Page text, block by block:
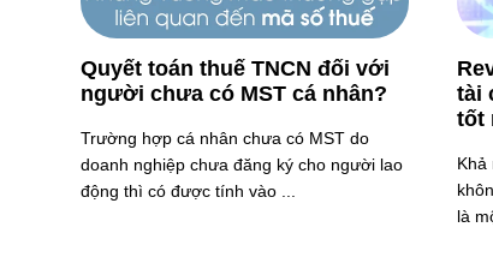
Quyết toán thuế TNCN đối với
người chưa có MST cá nhân?
Trường hợp cá nhân chưa có MST do
doanh nghiệp chưa đăng ký cho người lao
động thì có được tính vào ...
tài
tốt
Khả
là